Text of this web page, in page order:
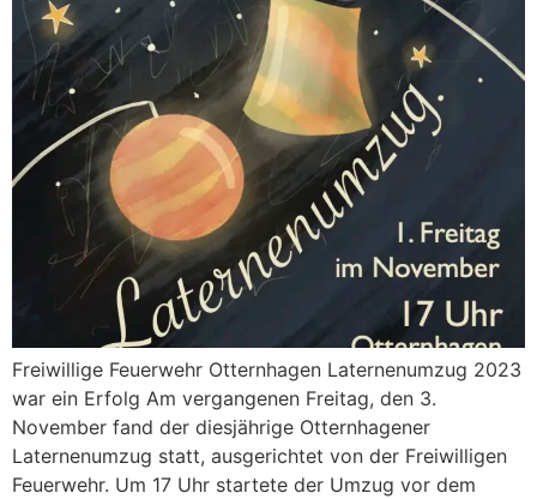
Freiwillige Feuerwehr Otternhagen Laternenumzug 2023
war ein Erfolg Am vergangenen Freitag, den 3.
November fand der diesjährige Otternhagener
Laternenumzug statt, ausgerichtet von der Freiwilligen
Feuerwehr. Um 17 Uhr startete der Umzug vor dem